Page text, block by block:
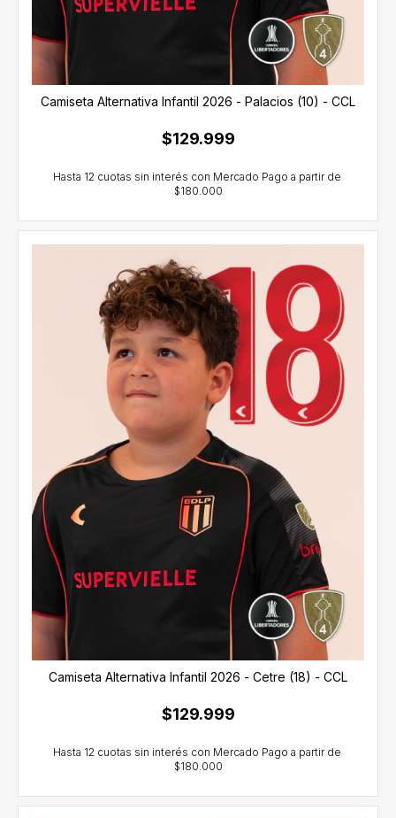
Camiseta Alternativa Infantil 2026 - Palacios (10) - CCL
$129.999
Camiseta Alternativa Infantil 2026 - Cetre (18) - CCL
$129.999